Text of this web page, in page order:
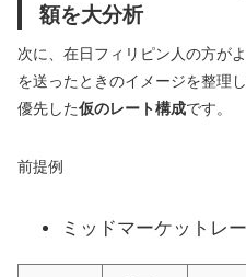
額を大分析
次に、在日フィリピン人の方が
を送ったときのイメージを整理
優先した仮のレート構成です。
前提例
ミッドマーケットレ